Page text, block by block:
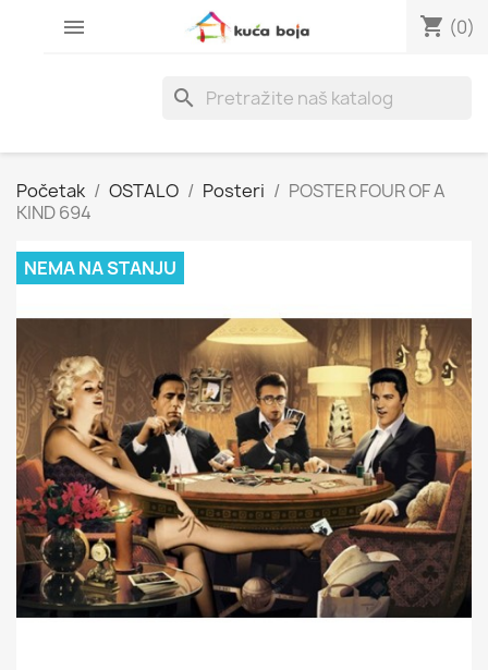
 shopping_cart (0)
search
Početak OSTALO Posteri
POSTER FOUR OF A
KIND 694
NEMA NA STANJU